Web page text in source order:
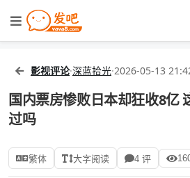
影视评论·深蓝拾光·2026-05-13
国内票房惨败日本却狂收8亿
过吗
繁体 大字阅读 4 评